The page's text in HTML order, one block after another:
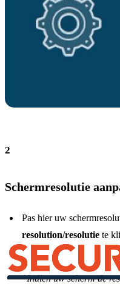
2
Schermresolutie
Pas hier uw
resolution/resolutie te
*Indien uw scherm de